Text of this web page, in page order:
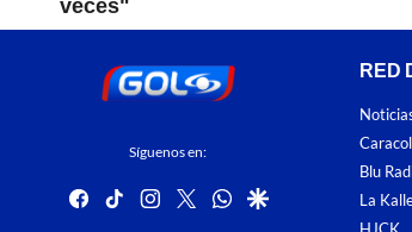
Síguenos en:
facebook
tiktokinstagram
twitterwhatsapp
google
RED
Blu
La